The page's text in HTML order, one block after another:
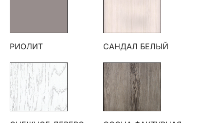
РИОЛИТ САНДАЛ БЕЛЫЙ